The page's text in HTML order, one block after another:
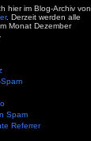
hier im Blog-Archiv von
. Derzeit werden alle
Monat Dezember
Spam
Referrer